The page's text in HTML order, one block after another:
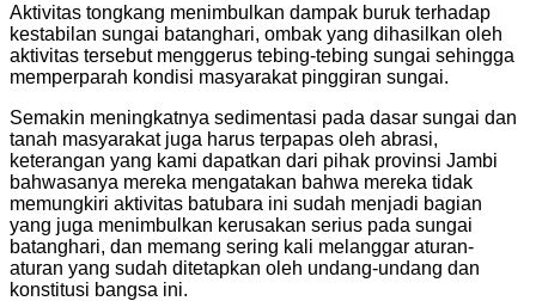
Aktivitas tongkang menimbulkan dampak buruk terhadap
kestabilan sungai batanghari, ombak yang dihasilkan oleh
aktivitas tersebut menggerus tebing-tebing sungai sehingga
memperparah kondisi masyarakat pinggiran sungai.
Semakin meningkatnya sedimentasi pada dasar sungai dan
tanah masyarakat juga harus terpapas oleh abrasi,
keterangan yang kami dapatkan dari pihak provinsi Jambi
bahwasanya mereka mengatakan bahwa mereka tidak
memungkiri aktivitas batubara ini sudah menjadi bagian
yang juga menimbulkan kerusakan serius pada sungai
batanghari, dan memang sering kali melanggar aturan-
aturan yang sudah ditetapkan oleh undang-undang dan
konstitusi bangsa ini.